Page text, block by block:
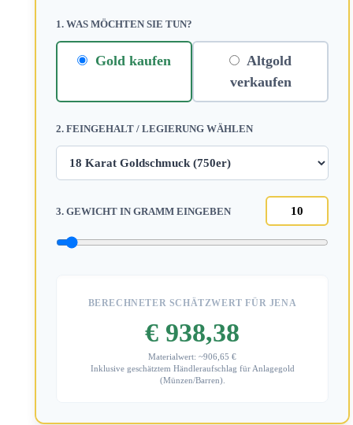
1. WAS MÖCHTEN SIE TUN?
Gold kaufen
Altgold
verkaufen
2. FEINGEHALT / LEGIERUNG WÄHLEN
3. GEWICHT IN GRAMM EINGEBEN
BERECHNETER SCHÄTZWERT FÜR JENA
€ 938,38
Materialwert: ~906,65 €
Inklusive geschätztem Händleraufschlag für Anlagegold
(Münzen/Barren).